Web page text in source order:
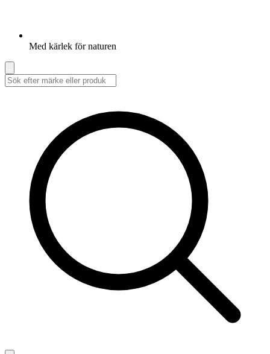
Med kärlek för naturen